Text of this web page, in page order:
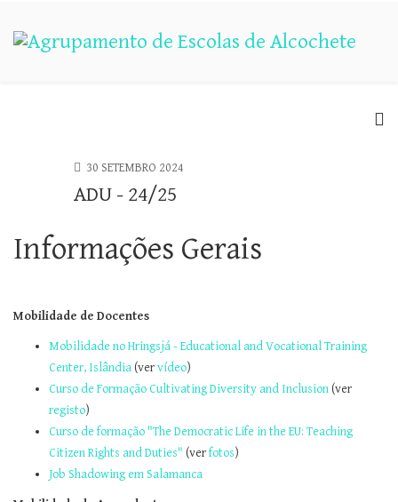
30 SETEMBRO 2024
ADU - 24/25
Informações Gerais
Mobilidade de Docentes
Mobilidade no Hringsjá - Educational and Vocational Training
Center, Islândia (vervídeo)
Curso de Formação Cultivating Diversity and Inclusion (ver
registo)
Curso de formação "The Democratic Life in the EU: Teaching
Citizen Rights and Duties" (verfotos)
Job Shadowing em Salamanca